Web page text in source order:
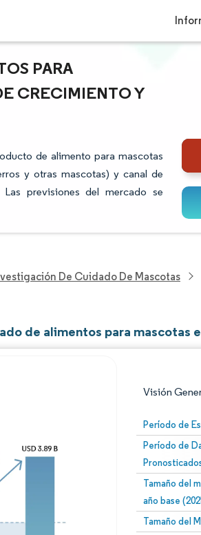
PARA
CRECIMIENTO Y
de alimento para mascotas
y otras mascotas) y canal de
previsiones del mercado se
De Cuidado De Mascotas
de alimentos para mascotas
Visión
Período de
Período de
Tamaño del
año base
Tamaño del
Mordor Intelligence. El uso requiere atribución según